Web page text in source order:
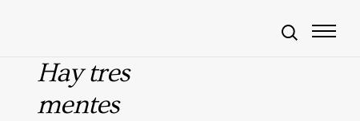
Hay tres
mentes